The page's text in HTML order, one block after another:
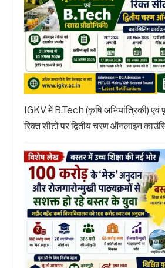
IGKV में B.Tech (कृषि अभियांत्रिकी) एवं
रिक्त सीटों पर द्वितीय चरण ऑनलाइन